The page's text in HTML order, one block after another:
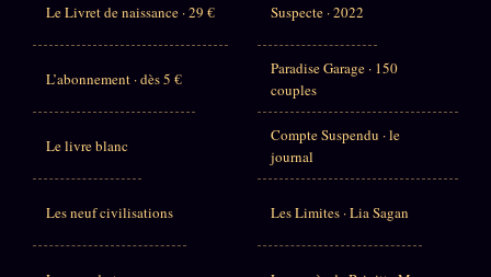
Le Livret de naissance · 29 €
L’abonnement · dès 5 €
Le livre blanc
Les neuf civilisations
Suspecte · 2022
Paradise Garage · 150
couples
Compte Suspendu · le
journal
Les Limites · Lia Sagan